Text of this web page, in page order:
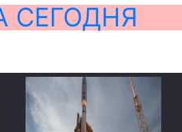
СЕГОДНЯ